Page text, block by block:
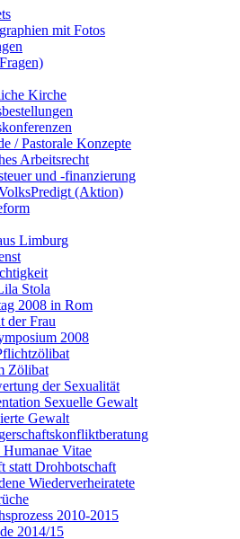
mit Fotos
Kirche
/ Pastorale Konzepte
Arbeitsrecht
und -finanzierung
(Aktion)
Limburg
Stola
2008 in Rom
der Frau
2008
Zölibat
der Sexualität
Sexuelle Gewalt
Gewalt
Humanae Vitae
statt Drohbotschaft
Wiederverheiratete
2010-2015
2014/15